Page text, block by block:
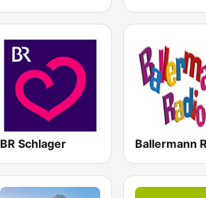
BR Schlager Ballermann